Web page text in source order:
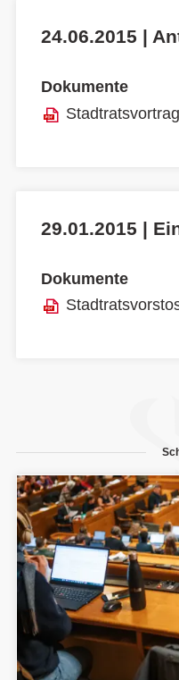
24.06.2015 |
Dokumente
Stadtratsvortrag
29.01.2015 |
Dokumente